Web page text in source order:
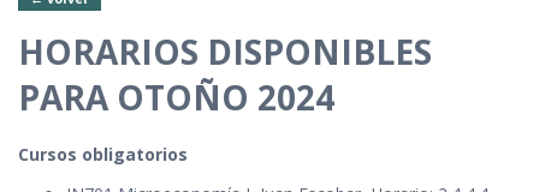
HORARIOS DISPONIBLES
PARA OTOÑO 2024
Cursos obligatorios